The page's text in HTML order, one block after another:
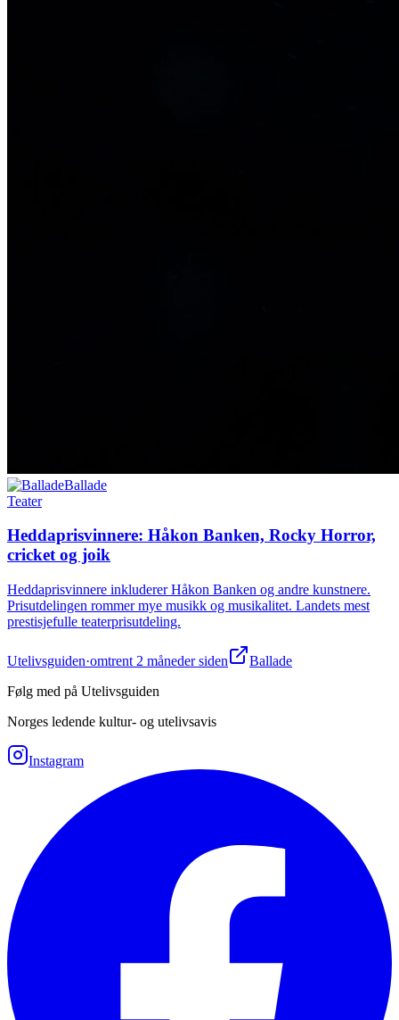
Ballade
Teater
Heddaprisvinnere: Håkon Banken, Rocky Horror,
cricket og joik
Heddaprisvinnere inkluderer Håkon Banken og andre kunstnere.
Prisutdelingen rommer mye musikk og musikalitet. Landets mest
prestisjefulle teaterprisutdeling.
Utelivsguiden·omtrent 2 måneder siden
Ballade
Følg med på Utelivsguiden
Norges ledende kultur- og utelivsavis
Instagram